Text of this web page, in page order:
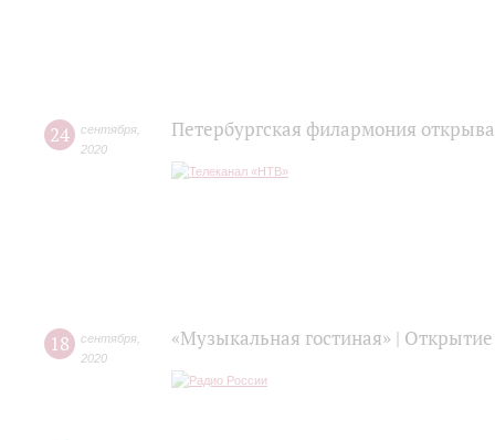
24 сентября
2020
Петербургская филармония
18 сентября
2020
«Музыкальная гостиная» |